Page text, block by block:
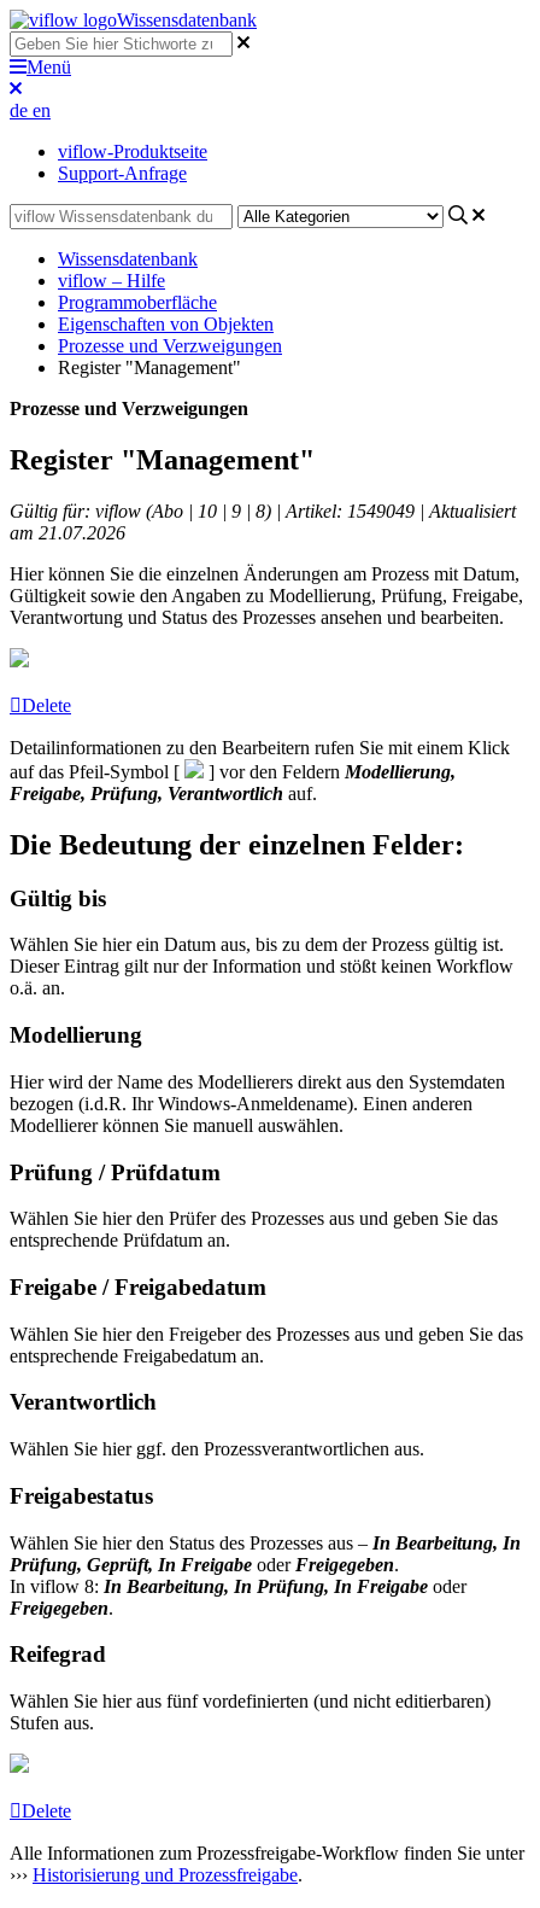
Wissensdatenbank
Menü
de en
viflow-Produktseite
Support-Anfrage
Wissensdatenbank
viflow – Hilfe
Programmoberfläche
Eigenschaften von Objekten
Prozesse und Verzweigungen
Register "Management"
Prozesse und Verzweigungen
Register "Management"
Gültig für: viflow (Abo | 10 | 9 | 8) | Artikel: 1549049 | Aktualisiert
am 21.07.2026
Hier können Sie die einzelnen Änderungen am Prozess mit Datum,
Gültigkeit sowie den Angaben zu Modellierung, Prüfung, Freigabe,
Verantwortung und Status des Prozesses ansehen und bearbeiten.
Delete
Detailinformationen zu den Bearbeitern rufen Sie mit einem Klick
auf das Pfeil-Symbol [
] vor den Feldern Modellierung,
Freigabe, Prüfung, Verantwortlich auf.
Die Bedeutung der einzelnen Felder:
Gültig bis
Wählen Sie hier ein Datum aus, bis zu dem der Prozess gültig ist.
Dieser Eintrag gilt nur der Information und stößt keinen Workflow
o.ä. an.
Modellierung
Hier wird der Name des Modellierers direkt aus den Systemdaten
bezogen (i.d.R. Ihr Windows-Anmeldename). Einen anderen
Modellierer können Sie manuell auswählen.
Prüfung / Prüfdatum
Wählen Sie hier den Prüfer des Prozesses aus und geben Sie das
entsprechende Prüfdatum an.
Freigabe / Freigabedatum
Wählen Sie hier den Freigeber des Prozesses aus und geben Sie das
entsprechende Freigabedatum an.
Verantwortlich
Wählen Sie hier ggf. den Prozessverantwortlichen aus.
Freigabestatus
Wählen Sie hier den Status des Prozesses aus – In Bearbeitung, In
Prüfung, Geprüft, In Freigabe oder Freigegeben.
In viflow 8: In Bearbeitung, In Prüfung, In Freigabe oder
Freigegeben.
Reifegrad
Wählen Sie hier aus fünf vordefinierten (und nicht editierbaren)
Stufen aus.
Delete
Alle Informationen zum Prozessfreigabe-Workflow finden Sie unter
››› Historisierung und Prozessfreigabe.